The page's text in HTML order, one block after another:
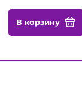
В корзину